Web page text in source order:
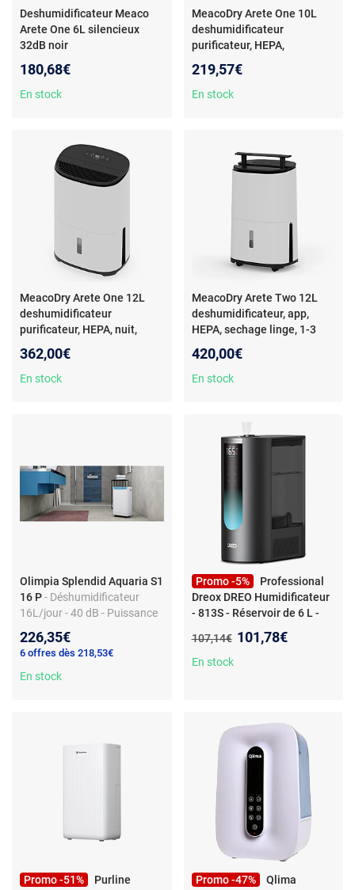
Deshumidificateur Meaco
Arete One 6L silencieux
32dB noir
180,68€
En stock
MeacoDry Arete One 10L
deshumidificateur
purificateur, HEPA,
219,57€
En stock
MeacoDry Arete One 12L
deshumidificateur
purificateur, HEPA, nuit,
362,00€
En stock
MeacoDry Arete Two 12L
deshumidificateur, app,
HEPA, sechage linge, 1-3
420,00€
En stock
Olimpia Splendid Aquaria S1
16 P- Déshumidificateur
16L/jour - 40 dB - Puissance
226,35€
6 offres dès 218,53€
En stock
Promo -5%
Professional
Dreox DREO Humidificateur
- 813S - Réservoir de 6 L -
Silencieux 28dB -
Humidificateur DREO
Ancien prix :
107,14€ Nouveau prix :
101,78€
En stock
Promo -51%
Purline
Promo -47%
Qlima